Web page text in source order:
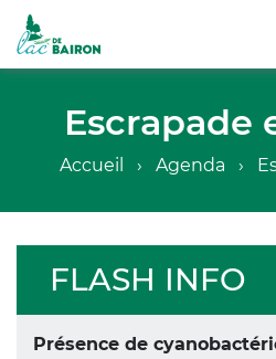
contenu
principal
Escrapade
d'Ariane
Accueil Agenda
FLASH INFO
Présence de